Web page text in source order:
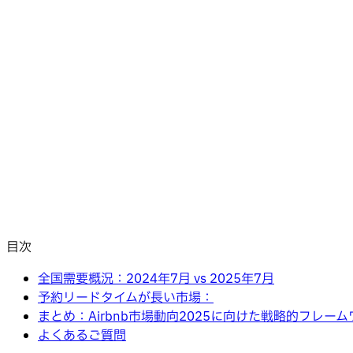
目次
全国需要概況：2024年7月 vs 2025年7月
予約リードタイムが長い市場：
まとめ：Airbnb市場動向2025に向けた戦略的フレーム
よくあるご質問